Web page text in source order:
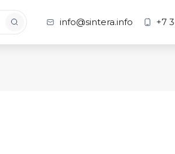
info@sintera.info +7